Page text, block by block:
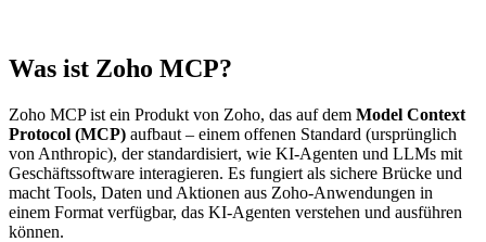
Was ist Zoho MCP?
Zoho MCP ist ein Produkt von Zoho, das auf dem Model Context
Protocol (MCP) aufbaut – einem offenen Standard (ursprünglich
von Anthropic), der standardisiert, wie KI-Agenten und LLMs mit
Geschäftssoftware interagieren. Es fungiert als sichere Brücke und
macht Tools, Daten und Aktionen aus Zoho-Anwendungen in
einem Format verfügbar, das KI-Agenten verstehen und ausführen
können.